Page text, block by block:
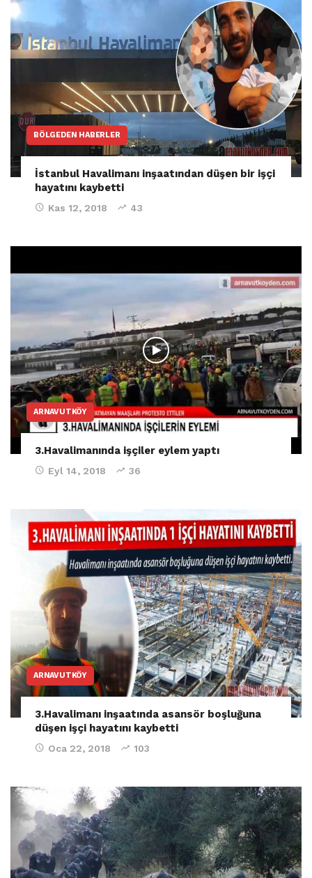
BÖLGEDEN HABERLER
İstanbul Havalimanı inşaatından düşen bir işçi
hayatını kaybetti
Kas 12, 2018 43
ARNAVUTKÖY
3.Havalimanında işçiler eylem yaptı
Eyl 14, 2018 36
ARNAVUTKÖY
3.Havalimanı inşaatında asansör boşluğuna
düşen işçi hayatını kaybetti
Oca 22, 2018 103